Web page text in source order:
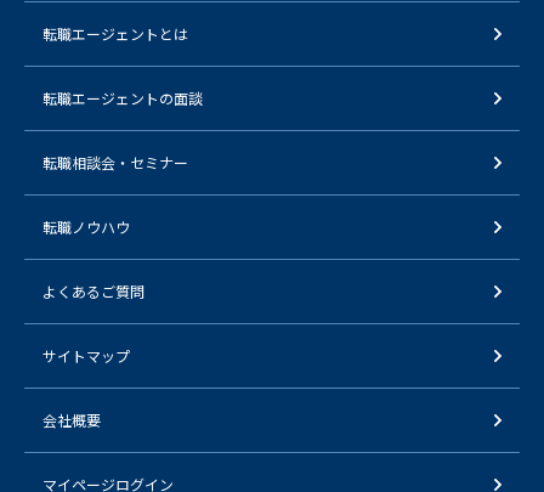
転職エージェントとは
転職エージェントの面談
転職相談会・セミナー
転職ノウハウ
よくあるご質問
サイトマップ
会社概要
マイページログイン